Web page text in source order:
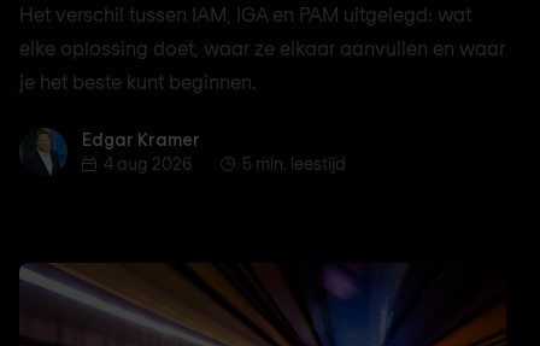
Het verschil tussen IAM, IGA en PAM uitgelegd: wat
elke oplossing doet, waar ze elkaar aanvullen en waar
je het beste kunt beginnen.
Edgar KramerEdgar Kramer
4 aug 2026
5 min. leestijd